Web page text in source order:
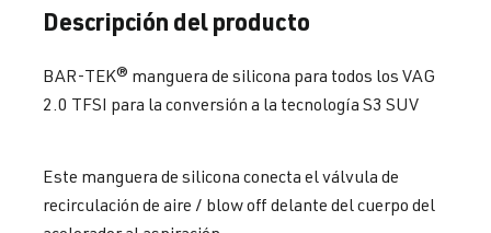
Descripción del producto
BAR-TEK® manguera de silicona para todos los VAG
2.0 TFSI para la conversión a la tecnología S3 SUV
Este manguera de silicona conecta el válvula de
recirculación de aire / blow off delante del cuerpo del